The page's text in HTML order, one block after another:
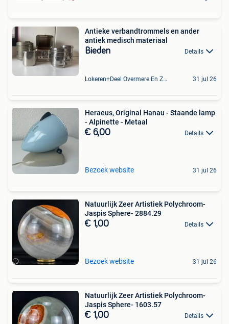
Antieke verbandtrommels en ander
antiek medisch materiaal
Bieden Details
Lokeren+Deel Overmere En Zele 31 jul 26
Heraeus, Original Hanau - Staande lamp
- Alpinette - Metaal
€ 6,00 Details
Bezoek website 31 jul 26
Natuurlijk Zeer Artistiek Polychroom-
Jaspis Sphere- 2884.29
€ 1,00 Details
Bezoek website 31 jul 26
Natuurlijk Zeer Artistiek Polychroom-
Jaspis Sphere- 1603.57
€ 1,00 Details